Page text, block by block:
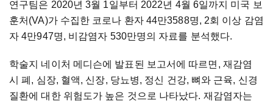
연구팀은 2020년 3월 1일부터 2022년 4월 6일까지 미국 보
훈처(VA)가 수집한 코로나 환자 44만3588명, 2회 이상 감염
자 4만947명, 비감염자 530만명의 자료를 분석했다.
학술지 네이처 메디슨에 발표된 보고서에 따르면, 재감염
시 폐, 심장, 혈액, 신장, 당뇨병, 정신 건강, 뼈와 근육, 신경
질환에 대한 위험도가 높은 것으로 나타났다. 재감염자는